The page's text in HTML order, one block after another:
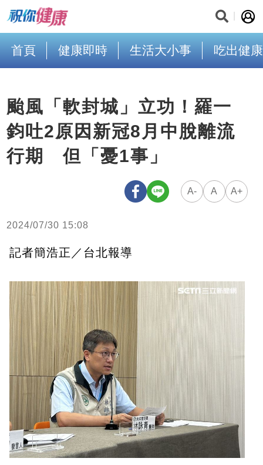
首頁 健康即時 生活大小事 吃出健康
颱風「軟封城」立功！羅一
鈞吐2原因新冠8月中脫離流
行期 但「憂1事」
A- A A+
2024/07/30 15:08
記者簡浩正／台北報導